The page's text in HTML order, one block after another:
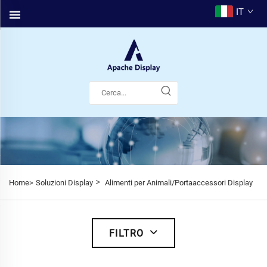
IT
Home> Soluzioni Display > Alimenti per Animali/Portaaccessori Display
FILTRO